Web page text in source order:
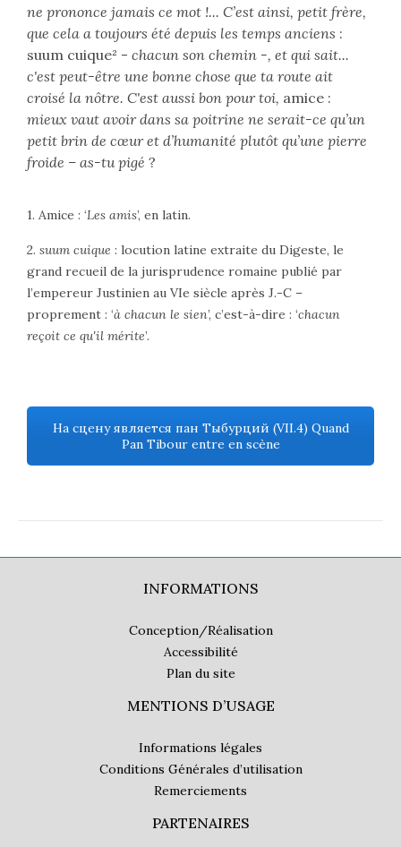
ne prononce jamais ce mot !... C’est ainsi, petit frère,
que cela a toujours été depuis les temps anciens :
suum cuique² - chacun son chemin -, et qui sait...
c'est peut-être une bonne chose que ta route ait
croisé la nôtre. C'est aussi bon pour toi, amice :
mieux vaut avoir dans sa poitrine ne serait-ce qu’un
petit brin de cœur et d’humanité plutôt qu’une pierre
froide – as-tu pigé ?
1. Amice : ‘Les amis’, en latin.
2. suum cuique : locution latine extraite du Digeste, le
grand recueil de la jurisprudence romaine publié par
l’empereur Justinien au VIe siècle après J.-C –
proprement : ‘à chacun le sien’, c’est-à-dire : ‘chacun
reçoit ce qu'il mérite’.
На сцену является пан Тыбурций (VII.4) Quand
Pan Tibour entre en scène
INFORMATIONS
Conception/Réalisation
Accessibilité
Plan du site
MENTIONS D’USAGE
Informations légales
Conditions Générales d’utilisation
Remerciements
PARTENAIRES